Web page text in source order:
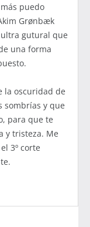
puedo
Grønbæk
ultra gutural que
una forma
la oscuridad de
sombrías y que
para que te
y tristeza. Me
3º corte